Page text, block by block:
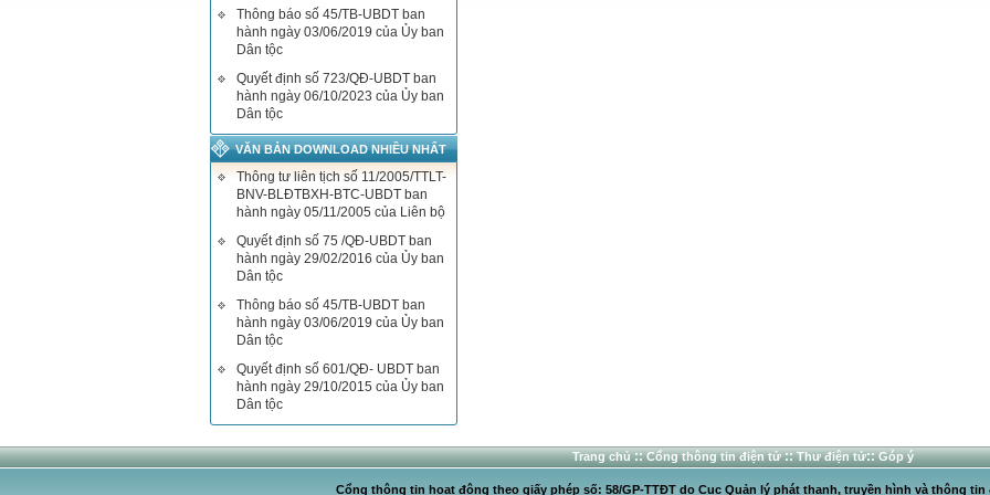
Thông báo số 45/TB-UBDT ban
hành ngày 03/06/2019 của Ủy ban
Dân tộc
Quyết định số 723/QĐ-UBDT ban
hành ngày 06/10/2023 của Ủy ban
Dân tộc
VĂN BẢN DOWNLOAD NHIỀU NHẤT
Thông tư liên tịch số 11/2005/TTLT-
BNV-BLĐTBXH-BTC-UBDT ban
hành ngày 05/11/2005 của Liên bộ
Quyết định số 75 /QĐ-UBDT ban
hành ngày 29/02/2016 của Ủy ban
Dân tộc
Thông báo số 45/TB-UBDT ban
hành ngày 03/06/2019 của Ủy ban
Dân tộc
Quyết định số 601/QĐ- UBDT ban
hành ngày 29/10/2015 của Ủy ban
Dân tộc
Trang chủ:: Cổng thông tin điện tử:: Thư điện tử:: Góp ý
Cổng thông tin hoạt động theo giấy phép số: 58/GP-TTĐT do Cục Quản lý phát thanh, truyền hình và thông tin